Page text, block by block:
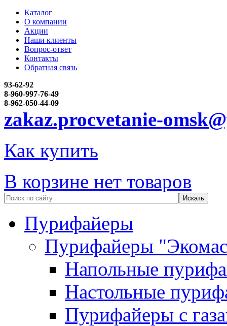
Каталог
О компании
Акции
Наши клиенты
Вопрос-ответ
Контакты
Обратная связь
93-62-92
8-960-997-76-49
8-962-050-44-09
zakaz.procvetanie-
Как купить
В корзине нет товаров
Пурифайеры
Пурифайеры
Напольные
Настольные
Пурифайеры с